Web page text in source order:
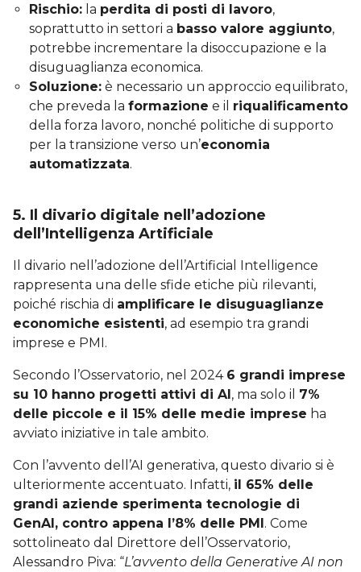
Rischio: la perdita di posti di lavoro,
soprattutto in settori a basso valore aggiunto,
potrebbe incrementare la disoccupazione e la
disuguaglianza economica.
Soluzione: è necessario un approccio equilibrato,
che preveda la formazione e il riqualificamento
della forza lavoro, nonché politiche di supporto
per la transizione verso un’economia
automatizzata.
5. Il divario digitale nell’adozione
dell’Intelligenza Artificiale
Il divario nell’adozione dell’Artificial Intelligence
rappresenta una delle sfide etiche più rilevanti,
poiché rischia di amplificare le disuguaglianze
economiche esistenti, ad esempio tra grandi
imprese e PMI.
Secondo l’Osservatorio, nel 2024 6 grandi imprese
su 10 hanno progetti attivi di AI, ma solo il 7%
delle piccole e il 15% delle medie imprese ha
avviato iniziative in tale ambito.
Con l’avvento dell’AI generativa, questo divario si è
ulteriormente accentuato. Infatti, il 65% delle
grandi aziende sperimenta tecnologie di
GenAI, contro appena l’8% delle PMI. Come
sottolineato dal Direttore dell’Osservatorio,
Alessandro Piva: “L’avvento della Generative AI non